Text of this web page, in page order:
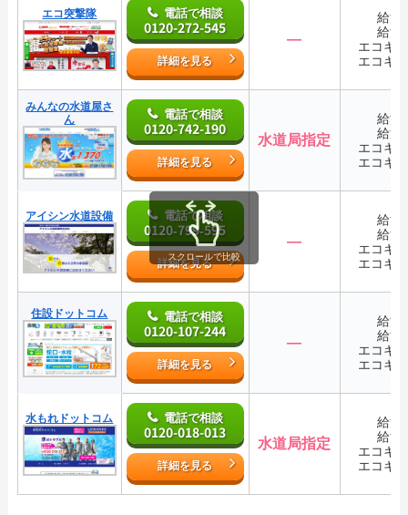
エコ突撃隊 電話で相談
0120-272-545
詳細を見る
―
給湯
給湯
エコキ
エコキ
みんなの水道屋さ
ん
電話で相談
0120-742-190
詳細を見る
水道局指定
給湯
給湯
エコキ
エコキ
アイシン水道設備 電話で相談
0120‐799‐595
詳細を見る
―
給湯
給湯
エコキ
エコキ
住設ドットコム 電話で相談
0120-107-244
詳細を見る
―
給湯
給湯
エコキ
エコキ
水もれドットコム 電話で相談
0120-018-013
詳細を見る
水道局指定
給湯
給湯
エコキ
エコキ
スクロールで比較